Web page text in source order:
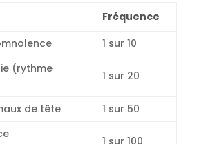
Fréquence
1 sur 10
(rythme
1 sur 20
de tête
1 sur 50